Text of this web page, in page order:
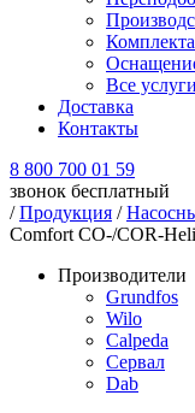
Все услуги
Доставка
Контакты
8 800 700 01 59
звонок бесплатный
/Продукция /
Comfort CO-/COR-
Производители
Grundfos
Wilo
Calpeda
Сервал
Dab